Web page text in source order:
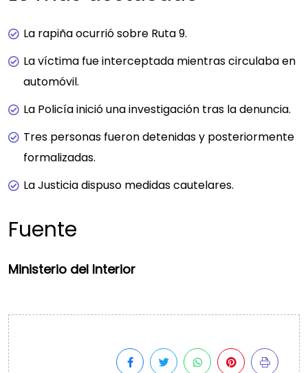
La rapiña ocurrió sobre Ruta 9.
La víctima fue interceptada mientras circulaba en
automóvil.
La Policía inició una investigación tras la denuncia.
Tres personas fueron detenidas y posteriormente
formalizadas.
La Justicia dispuso medidas cautelares.
Fuente
Ministerio del Interior